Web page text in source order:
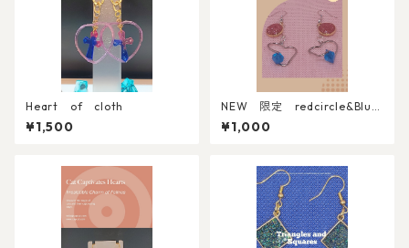
Heart of cloth
¥1,500
NEW 限定 redcircle&Blue
crystalHeart
¥1,000